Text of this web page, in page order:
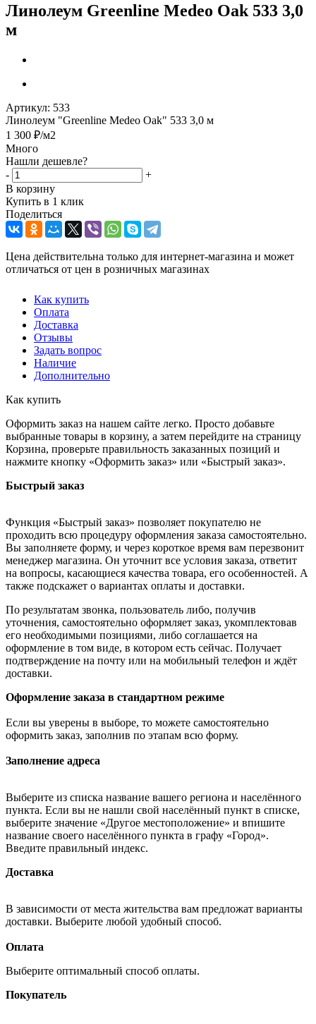
Линолеум Greenline Medeo Oak 533 3,0
м
Артикул: 533
Линолеум "Greenline Medeo Oak" 533 3,0 м
1 300 ₽/м2
Много
Нашли дешевле?
-
+
В корзину
Купить в 1 клик
Поделиться
Цена действительна только для интернет-магазина и может
отличаться от цен в розничных магазинах
Как купить
Оплата
Доставка
Отзывы
Задать вопрос
Наличие
Дополнительно
Как купить
Оформить заказ на нашем сайте легко. Просто добавьте
выбранные товары в корзину, а затем перейдите на страницу
Корзина, проверьте правильность заказанных позиций и
нажмите кнопку «Оформить заказ» или «Быстрый заказ».
Быстрый заказ
Функция «Быстрый заказ» позволяет покупателю не
проходить всю процедуру оформления заказа самостоятельно.
Вы заполняете форму, и через короткое время вам перезвонит
менеджер магазина. Он уточнит все условия заказа, ответит
на вопросы, касающиеся качества товара, его особенностей. А
также подскажет о вариантах оплаты и доставки.
По результатам звонка, пользователь либо, получив
уточнения, самостоятельно оформляет заказ, укомплектовав
его необходимыми позициями, либо соглашается на
оформление в том виде, в котором есть сейчас. Получает
подтверждение на почту или на мобильный телефон и ждёт
доставки.
Оформление заказа в стандартном режиме
Если вы уверены в выборе, то можете самостоятельно
оформить заказ, заполнив по этапам всю форму.
Заполнение адреса
Выберите из списка название вашего региона и населённого
пункта. Если вы не нашли свой населённый пункт в списке,
выберите значение «Другое местоположение» и впишите
название своего населённого пункта в графу «Город».
Введите правильный индекс.
Доставка
В зависимости от места жительства вам предложат варианты
доставки. Выберите любой удобный способ.
Оплата
Выберите оптимальный способ оплаты.
Покупатель